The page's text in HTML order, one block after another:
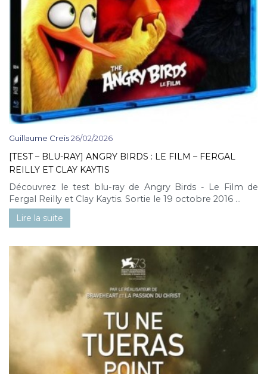
Guillaume Creis26/02/2026
[TEST – BLU-RAY] ANGRY BIRDS : LE FILM – FERGAL
REILLY ET CLAY KAYTIS
Découvrez le test blu-ray de Angry Birds - Le Film de
Fergal Reilly et Clay Kaytis. Sortie le 19 octobre 2016 ...
Lire la suite